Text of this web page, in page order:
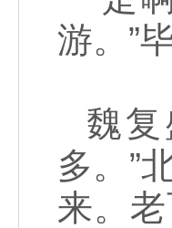
游。”
魏
多。”
来。